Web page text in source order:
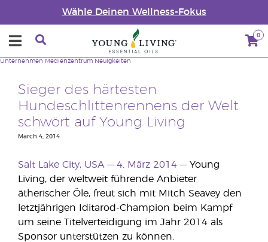
Wähle Deinen Wellness-Fokus
0
Unternehmen Medienzentrum Neuigkeiten
Sieger des härtesten
Hundeschlittenrennens der Welt
schwört auf Young Living
March 4, 2014
Salt Lake City, USA — 4. März 2014 —Young
Living, der weltweit führende Anbieter
ätherischer Öle, freut sich mit Mitch Seavey den
letztjährigen Iditarod-Champion beim Kampf
um seine Titelverteidigung im Jahr 2014 als
Sponsor unterstützen zu können.